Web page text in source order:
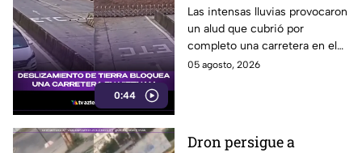
0:44
en Vietnam
Las intensas lluvias provocaron
un alud que cubrió por
completo una carretera en el
norte de Vietnam. El momento
05 agosto, 2026
Dron persigue a